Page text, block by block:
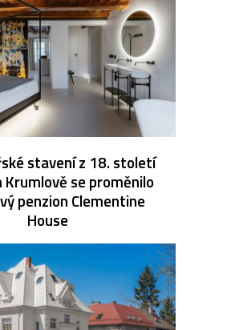
stavení z 18. století
Krumlově se proměnilo
penzion Clementine
House